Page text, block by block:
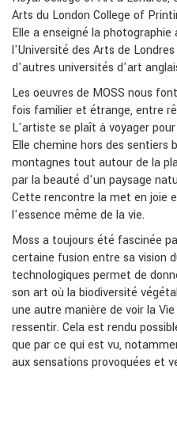
Arts du London College of
Elle a enseigné la
l'Université des Arts de
d'autres universités d'art
Les oeuvres de MOSS nous
fois familier et étrange, entre
L'artiste se plaît à voyager
Elle chemine hors des sentiers
montagnes tout autour de la
par la beauté d'un paysage
Cette rencontre la met en joie
l'essence même de la vie.
Moss a toujours été fascinée
certaine fusion entre sa vision
technologiques permet de
son art où la biodiversité
une autre manière de voir la
ressentir. Cela est rendu
que par ce qui est vu,
aux sensations provoquées et